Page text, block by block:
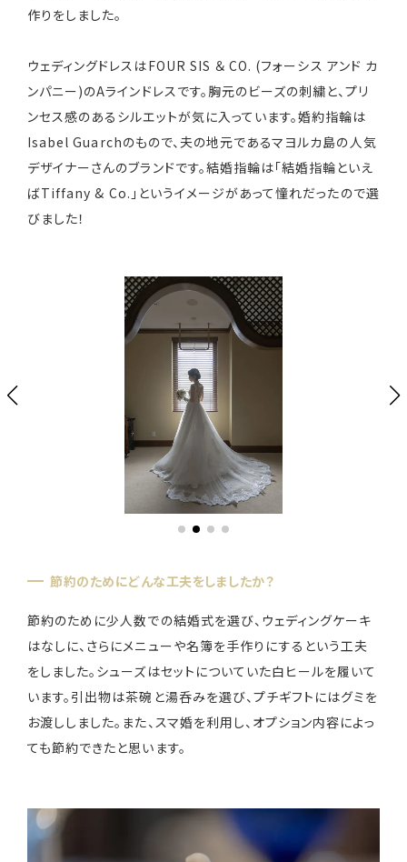
作りをしました。
ウェディングドレスはFOUR SIS ＆ CO. (フォーシス アンド カ
ンパニー)のAラインドレスです。胸元のビーズの刺繍と、プリ
ンセス感のあるシルエットが気に入っています。婚約指輪は
Isabel Guarchのもので、夫の地元であるマヨルカ島の人気
デザイナーさんのブランドです。結婚指輪は「結婚指輪といえ
ばTiffany & Co.」というイメージがあって憧れだったので選
びました！
節約のためにどんな工夫をしましたか？
節約のために少人数での結婚式を選び、ウェディングケーキ
はなしに、さらにメニューや名簿を手作りにするという工夫
をしました。シューズはセットについていた白ヒールを履いて
います。引出物は茶碗と湯呑みを選び、プチギフトにはグミを
お渡ししました。また、スマ婚を利用し、オプション内容によっ
ても節約できたと思います。